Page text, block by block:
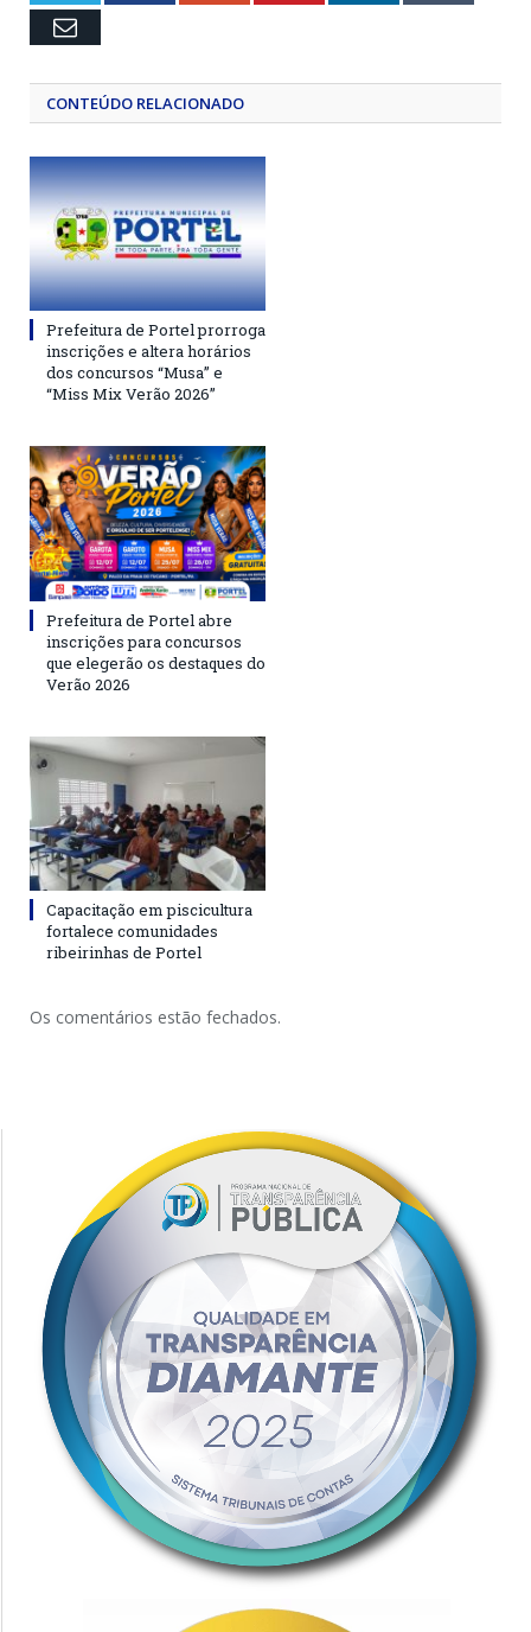
Email
CONTEÚDO RELACIONADO
Prefeitura de Portel prorroga
inscrições e altera horários
dos concursos “Musa” e
“Miss Mix Verão 2026”
Prefeitura de Portel abre
inscrições para concursos
que elegerão os destaques do
Verão 2026
Capacitação em piscicultura
fortalece comunidades
ribeirinhas de Portel
Os comentários estão fechados.